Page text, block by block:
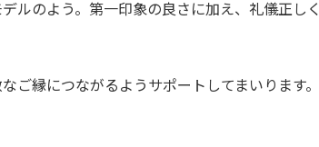
ルのよう。第一印象の良さに加え、礼儀正しく
ご縁につながるようサポートしてまいります。